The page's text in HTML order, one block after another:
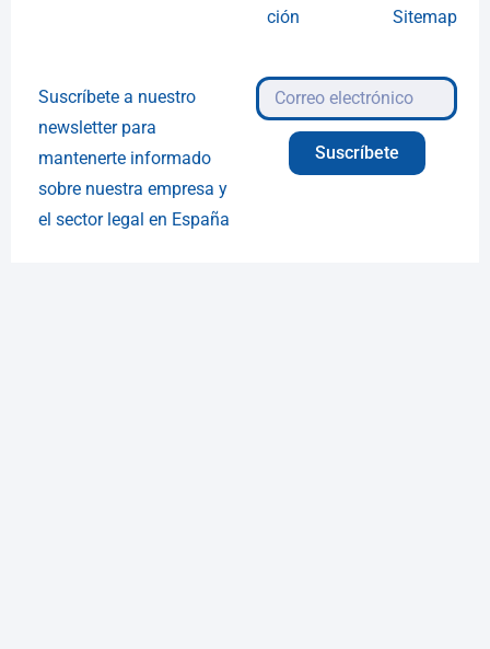
ción
Sitemap
Suscríbete a nuestro
newsletter para
mantenerte informado
sobre nuestra empresa y
el sector legal en España
Suscríbete